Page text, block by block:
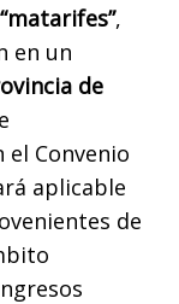
,
en un
de
Convenio
aplicable
de